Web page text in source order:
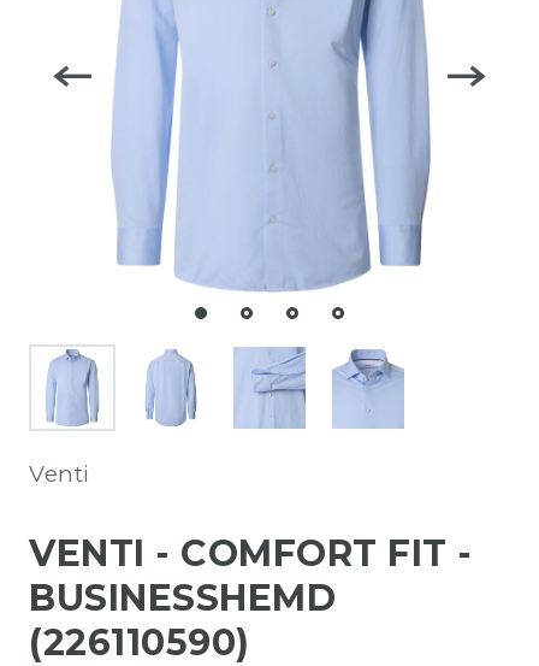
Venti
VENTI - COMFORT FIT -
BUSINESSHEMD
(226110590)